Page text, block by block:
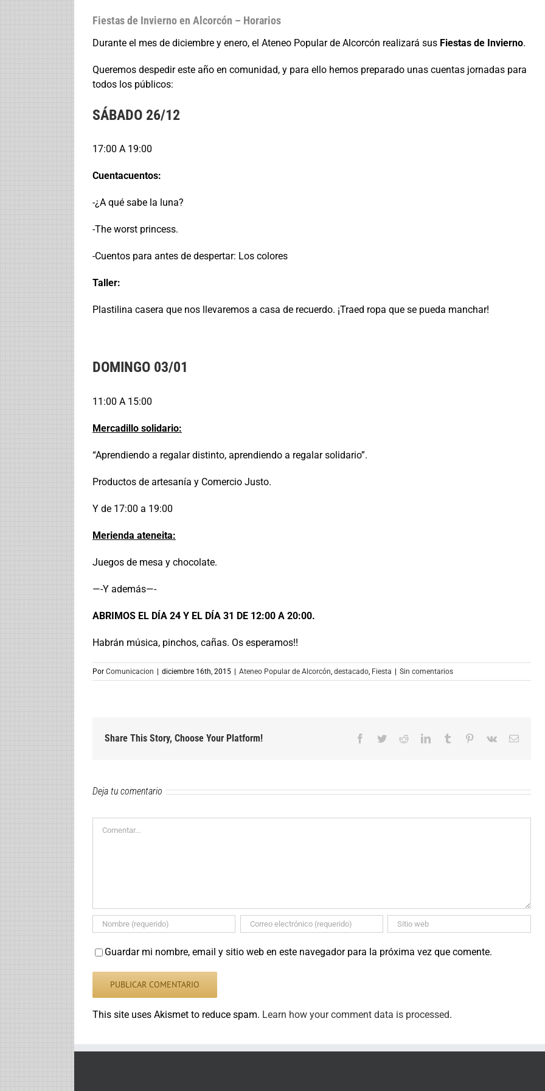
Saltar
al
contenido
Fiestas de Invierno en Alcorcón – Horarios
Durante el mes de diciembre y enero, el Ateneo Popular de Alcorcón realizará sus Fiestas de Invierno.
Queremos despedir este año en comunidad, y para ello hemos preparado unas cuentas jornadas para
todos los públicos:
SÁBADO 26/12
17:00 A 19:00
Cuentacuentos:
-¿A qué sabe la luna?
-The worst princess.
-Cuentos para antes de despertar: Los colores
Taller:
Plastilina casera que nos llevaremos a casa de recuerdo. ¡Traed ropa que se pueda manchar!
DOMINGO 03/01
11:00 A 15:00
Mercadillo solidario:
“Aprendiendo a regalar distinto, aprendiendo a regalar solidario”.
Productos de artesanía y Comercio Justo.
Y de 17:00 a 19:00
Merienda ateneita:
Juegos de mesa y chocolate.
—-Y además—-
ABRIMOS EL DÍA 24 Y EL DÍA 31 DE 12:00 A 20:00.
Habrán música, pinchos, cañas. Os esperamos!!
Por Comunicacion | diciembre 16th, 2015 | Ateneo Popular de Alcorcón, destacado, Fiesta | Sin comentarios
Share This Story, Choose Your Platform! Facebook
TwitterRedditLinkedInTumblr Pinterest
Vk
Correo
Deja tu comentario
Guardar mi nombre, email y sitio web en este navegador para la próxima vez que comente.
This site uses Akismet to reduce spam. Learn how your comment data is processed.